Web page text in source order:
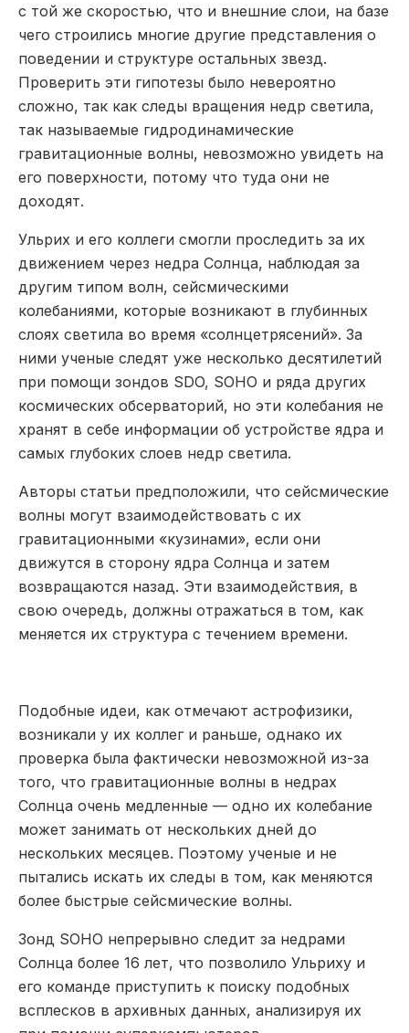
с той же скоростью, что и внешние слои, на базе
чего строились многие другие представления о
поведении и структуре остальных звезд.
Проверить эти гипотезы было невероятно
сложно, так как следы вращения недр светила,
так называемые гидродинамические
гравитационные волны, невозможно увидеть на
его поверхности, потому что туда они не
доходят.
Ульрих и его коллеги смогли проследить за их
движением через недра Солнца, наблюдая за
другим типом волн, сейсмическими
колебаниями, которые возникают в глубинных
слоях светила во время «солнцетрясений». За
ними ученые следят уже несколько десятилетий
при помощи зондов SDO, SOHO и ряда других
космических обсерваторий, но эти колебания не
хранят в себе информации об устройстве ядра и
самых глубоких слоев недр светила.
Авторы статьи предположили, что сейсмические
волны могут взаимодействовать с их
гравитационными «кузинами», если они
движутся в сторону ядра Солнца и затем
возвращаются назад. Эти взаимодействия, в
свою очередь, должны отражаться в том, как
меняется их структура с течением времени.
Подобные идеи, как отмечают астрофизики,
возникали у их коллег и раньше, однако их
проверка была фактически невозможной из-за
того, что гравитационные волны в недрах
Солнца очень медленные — одно их колебание
может занимать от нескольких дней до
нескольких месяцев. Поэтому ученые и не
пытались искать их следы в том, как меняются
более быстрые сейсмические волны.
Зонд SOHO непрерывно следит за недрами
Солнца более 16 лет, что позволило Ульриху и
его команде приступить к поиску подобных
всплесков в архивных данных, анализируя их